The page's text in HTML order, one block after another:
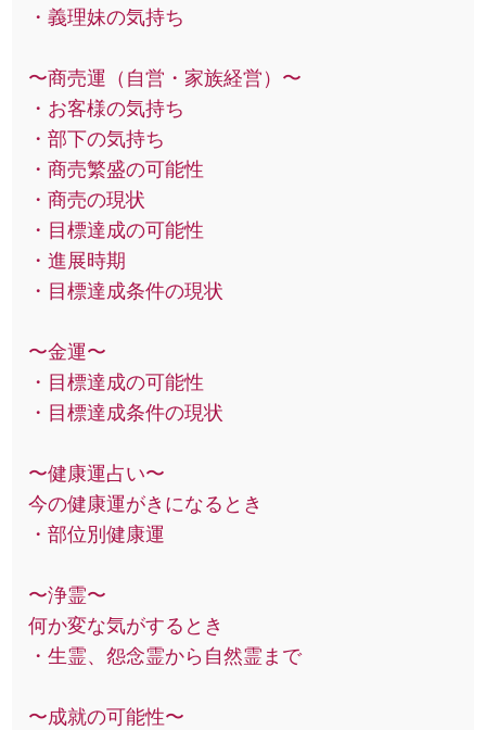
・義理妹の気持ち
〜商売運（自営・家族経営）〜
・お客様の気持ち
・部下の気持ち
・商売繁盛の可能性
・商売の現状
・目標達成の可能性
・進展時期
・目標達成条件の現状
〜金運〜
・目標達成の可能性
・目標達成条件の現状
〜健康運占い〜
今の健康運がきになるとき
・部位別健康運
〜浄霊〜
何か変な気がするとき
・生霊、怨念霊から自然霊まで
〜成就の可能性〜